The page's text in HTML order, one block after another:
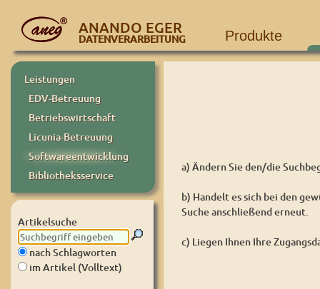
ANANDO EGER
DATENVERARBEITUNG Produkte
Leistungen
EDV-Betreuung
Betriebswirtschaft
Licunia-Betreuung
Softwareentwicklung
Bibliotheksservice
Artikelsuche
nach Schlagworten
im Artikel (Volltext)
a) Ändern Sie den/die
b) Handelt es sich bei den
Suche anschließend erneut.
c) Liegen Ihnen Ihre